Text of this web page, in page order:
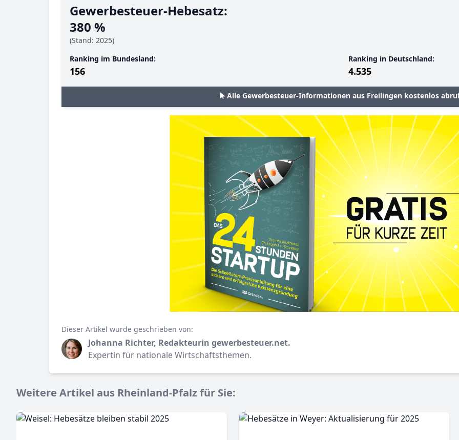
Gewerbesteuer-Hebesatz:
380 %
(Stand: 2025)
Ranking im Bundesland:
156
Ranking in Deutschland:
4.535
Alle Gewerbesteuer-Informationen aus Freilingen kostenlos
Dieser Artikel wurde geschrieben von:
Johanna Richter, Redakteurin gewerbesteuer.net.
Expertin für nationale Wirtschaftsthemen.
Weitere Artikel aus Rheinland-Pfalz für Sie: